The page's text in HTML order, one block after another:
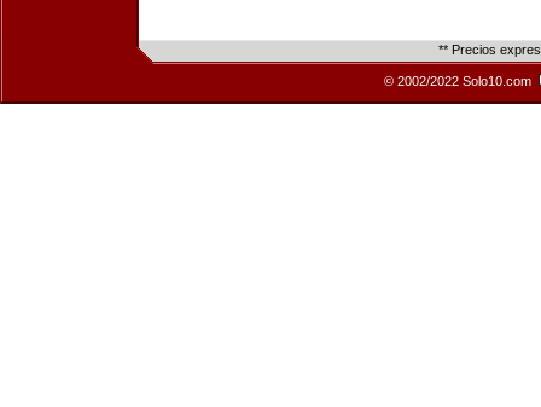
** Precios
© 2002/2022 Solo10.com